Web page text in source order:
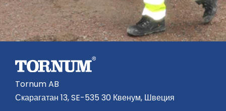
Tornum AB
Скарагатан 13, SE-535 30 Квенум, Швеция